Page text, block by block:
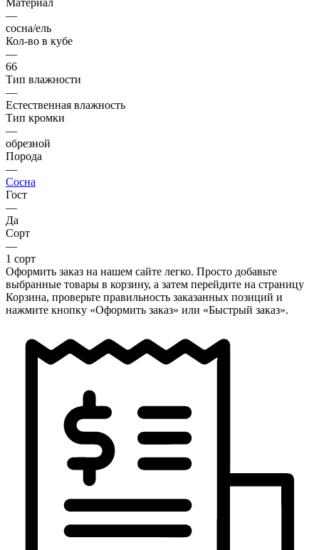
—
сосна/ель
Кол-во в кубе
—
66
Тип влажности
—
Естественная влажность
Тип кромки
—
обрезной
Порода
—
Сосна
Гост
—
Да
Сорт
—
1 сорт
Оформить заказ на нашем сайте легко. Просто добавьте
выбранные товары в корзину, а затем перейдите на страницу
Корзина, проверьте правильность заказанных позиций и
нажмите кнопку «Оформить заказ» или «Быстрый заказ».